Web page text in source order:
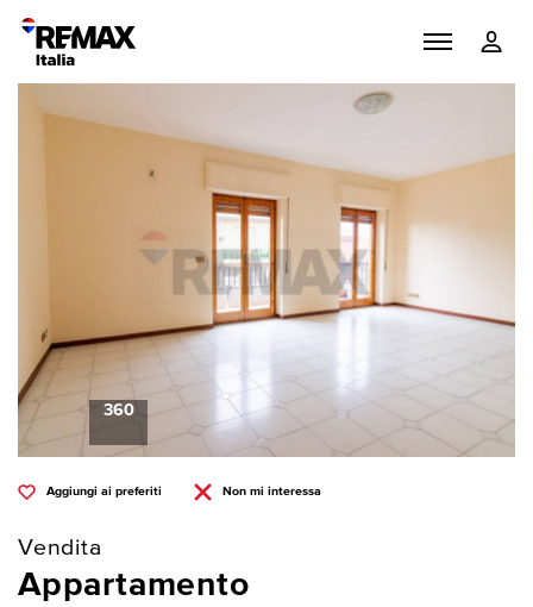
360
Aggiungi ai preferiti Non mi interessa
Vendita
Appartamento